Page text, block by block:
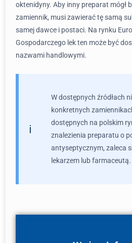
oktenidyny. Aby inny preparat mógł
zamiennik, musi zawierać tę samą
samej dawce i postaci. Na rynku
Gospodarczego lek ten może być
nazwami handlowymi.
W dostępnych źródłach
konkretnych
dostępnych na polskim
znalezienia preparatu o
antyseptycznym, zaleca
lekarzem lub farmaceutą.